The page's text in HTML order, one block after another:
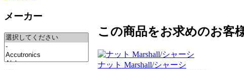
メーカー
この商品をお求めのお客
ナット Marshall/シャーシ